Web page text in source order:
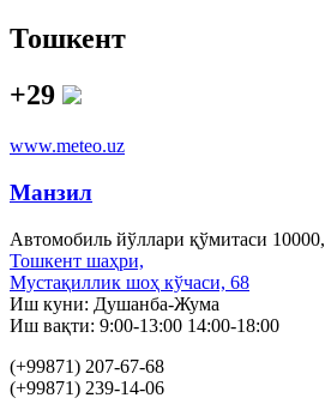
Тошкент
+29
www.meteo.uz
Манзил
Автомобиль йўллари қўмитаси 10000,
Тошкент шаҳри,
Мустақиллик шоҳ кўчаси, 68
Иш куни: Душанба-Жума
Иш вақти: 9:00-13:00 14:00-18:00
(+99871) 207-67-68
(+99871) 239-14-06